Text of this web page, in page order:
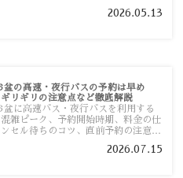
2026.05.13
盆の高速・夜行バスの予約は早め
リギリの注意点など徹底解説
盆に高速バス・夜行バスを利用する
雑ピーク、予約開始時期、料金の仕
セル待ちのコツ、直前予約の注意点
2026.07.15